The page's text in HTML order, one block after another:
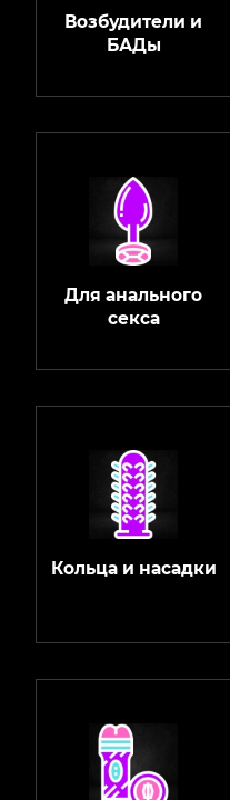
Возбудители и
БАДы
Для анального
секса
Кольца и насадки